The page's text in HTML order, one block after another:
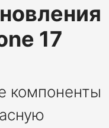
17
компоненты